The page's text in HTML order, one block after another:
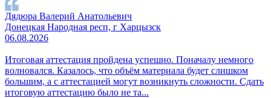
Дядюра Валерий Анатольевич
Донецкая Народная респ, г Харцызск
06.08.2026
Итоговая аттестация пройдена успешно. Поначалу немного
волновался. Казалось, что объём материала будет слишком
большим, а с аттестацией могут возникнуть сложности. Сдать
итоговую аттестацию было не та...